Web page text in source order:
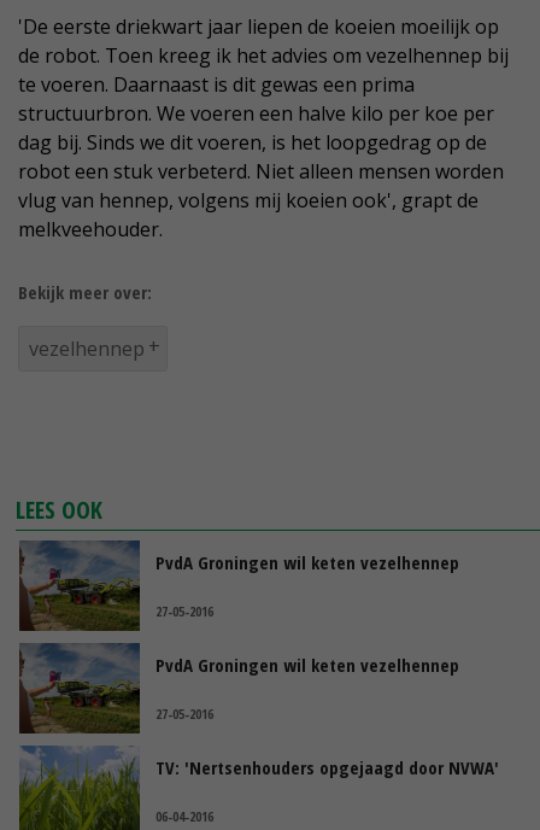
'De eerste driekwart jaar liepen de koeien moeilijk op
de robot. Toen kreeg ik het advies om vezelhennep bij
te voeren. Daarnaast is dit gewas een prima
structuurbron. We voeren een halve kilo per koe per
dag bij. Sinds we dit voeren, is het loopgedrag op de
robot een stuk verbeterd. Niet alleen mensen worden
vlug van hennep, volgens mij koeien ook', grapt de
melkveehouder.
Bekijk meer over:
vezelhennep
LEES OOK
PvdA Groningen wil keten vezelhennep
27-05-2016
PvdA Groningen wil keten vezelhennep
27-05-2016
TV: 'Nertsenhouders opgejaagd door NVWA'
06-04-2016